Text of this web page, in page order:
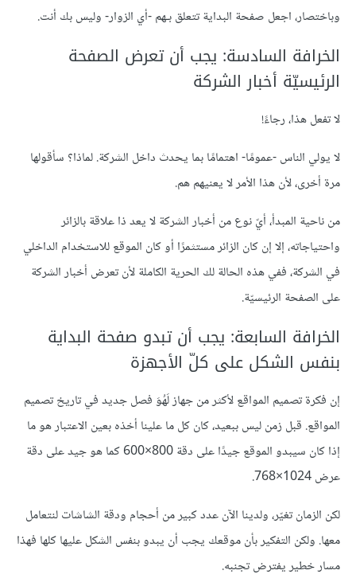
وباختصار، اجعل صفحة البداية تتعلق بـهم -أي الزوار- وليس بك أنت.
الخرافة السادسة: يجب أن تعرض الصفحة
الرئيسيّة أخبار الشركة
لا تفعل هذا، رجاءً!
لا يولي الناس -عمومًا- اهتمامًا بما يحدث داخل الشركة. لماذا؟ سأقولها
مرة أخرى، لأن هذا الأمر لا يعنيهم هم.
من ناحية المبدأ، أيّ نوع من أخبار الشركة لا يعد ذا علاقة بالزائر
واحتياجاته، إلا إن كان الزائر مستثمرًا أو كان الموقع للاستخدام الداخلي
في الشركة، ففي هذه الحالة لك الحرية الكاملة لأن تعرض أخبار الشركة
على الصفحة الرئيسيّة.
الخرافة السابعة: يجب أن تبدو صفحة البداية
بنفس الشكل على كلّ الأجهزة
إن فكرة تصميم المواقع لأكثر من جهاز لَهُوَ فصل جديد في تاريخ تصميم
المواقع. قبل زمن ليس ببعيد، كان كل ما علينا أخذه بعين الاعتبار هو ما
إذا كان سيبدو الموقع جيدًا على دقة 800×600 كما هو جيد على دقة
عرض 1024×768.
لكن الزمان تغيّر، ولدينا الآن عدد كبير من أحجام ودقة الشاشات لنتعامل
معها. ولكن التفكير بأن موقعك يجب أن يبدو بنفس الشكل عليها كلها فهذا
مسار خطير يفترض تجنبه.